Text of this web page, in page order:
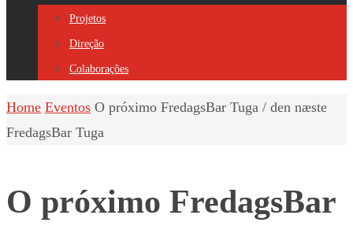
Projetos
Direção
Colaborações
Home Eventos O próximo FredagsBar Tuga / den næste
FredagsBar Tuga
O próximo FredagsBar